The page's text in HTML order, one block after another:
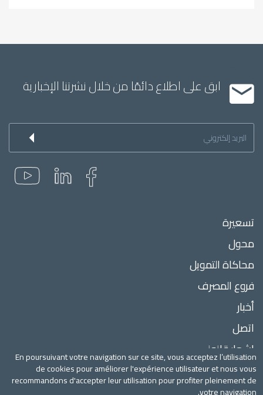
ابق على اطلاع دائمًا من خلال نشرتنا الإخبارية
Inscription
la
Menu
de
page
تسعيرة
محول
محاكاة التمويل
فروع المصرف
أخبار
اتصل
إشعار قانوني
أسعار الصرف
En poursuivant votre navigation sur ce site, vous acceptez l’utilisation
de cookies pour améliorer l'expérience utilisateur et nous vous
recommandons d'accepter leur utilisation pour profiter pleinement de